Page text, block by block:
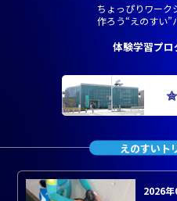
ちょっぴりワーク
作ろう“えのすい”
体験学習プ
えのすいト
2026